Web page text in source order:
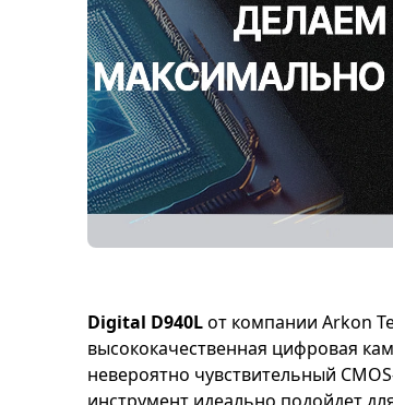
Digital D940Lот компании Arkon
высококачественная цифровая
невероятно чувствительный